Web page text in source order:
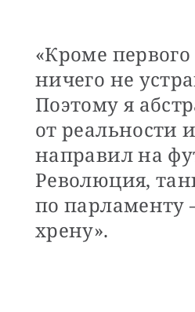
«Кроме
ничего не
Поэтому я
от реальности
направил на
Революция,
по парламенту
хрену».